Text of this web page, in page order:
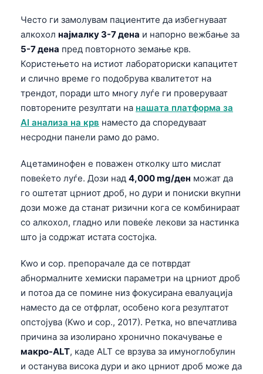
Често ги замолувам пациентите да избегнуваат
алкохол најмалку 3-7 дена и напорно вежбање за
5-7 дена пред повторното земање крв.
Користењето на истиот лабораториски капацитет
и слично време го подобрува квалитетот на
трендот, поради што многу луѓе ги проверуваат
повторените резултати на нашата платформа за
AI анализа на крв наместо да споредуваат
несродни панели рамо до рамо.
Ацетаминофен е поважен отколку што мислат
повеќето луѓе. Дози над 4,000 mg/ден можат да
го оштетат црниот дроб, но дури и пониски вкупни
дози може да станат ризични кога се комбинираат
со алкохол, гладно или повеќе лекови за настинка
што ја содржат истата состојка.
Kwo и сор. препорачале да се потврдат
абнормалните хемиски параметри на црниот дроб
и потоа да се помине низ фокусирана евалуација
наместо да се отфрлат, особено кога резултатот
опстојува (Kwo и сор., 2017). Ретка, но впечатлива
причина за изолирано хронично покачување е
макро-ALT, каде ALT се врзува за имуноглобулин
и останува висока дури и ако црниот дроб може да